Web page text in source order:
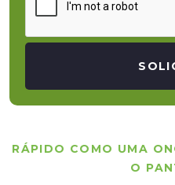
RÁPIDO COMO UMA
O